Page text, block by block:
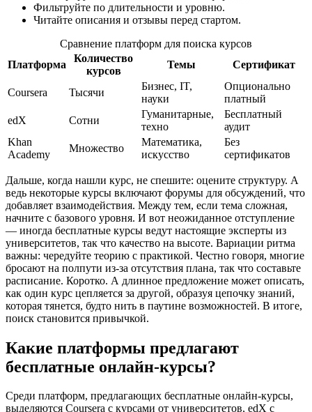
Фильтруйте по длительности и уровню.
Читайте описания и отзывы перед стартом.
Сравнение платформ для поиска курсов
Платформа
Количество
курсов
Темы Сертификат
Coursera Тысячи
Бизнес, IT,
науки
Опционально
платный
edX
Сотни
Гуманитарные,
техно
Бесплатный
аудит
Khan
Academy
Множество
Математика,
искусство
Без
сертификатов
Дальше, когда нашли курс, не спешите: оцените структуру. А
ведь некоторые курсы включают форумы для обсуждений, что
добавляет взаимодействия. Между тем, если тема сложная,
начните с базового уровня. И вот неожиданное отступление
— иногда бесплатные курсы ведут настоящие эксперты из
университетов, так что качество на высоте. Вариации ритма
важны: чередуйте теорию с практикой. Честно говоря, многие
бросают на полпути из-за отсутствия плана, так что составьте
расписание. Коротко. А длинное предложение может описать,
как один курс цепляется за другой, образуя цепочку знаний,
которая тянется, будто нить в паутине возможностей. В итоге,
поиск становится привычкой.
Какие платформы предлагают
бесплатные онлайн-курсы?
Среди платформ, предлагающих бесплатные онлайн-курсы,
выделяются Coursera с курсами от университетов, edX с